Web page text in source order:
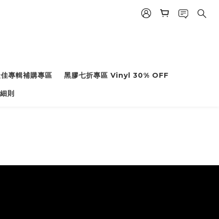
專輯補購專區 黑膠七折專區 Vinyl 30% OFF
則